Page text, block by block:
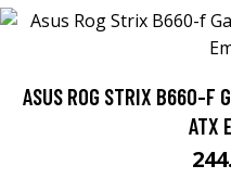
ASUS ROG STRIX B660-F
ATX